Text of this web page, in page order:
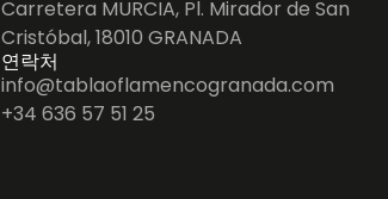
Carretera MURCIA, Pl. Mirador de San
Cristóbal, 18010 GRANADA
연락처
info@tablaoflamencogranada.com
+34 636 57 51 25